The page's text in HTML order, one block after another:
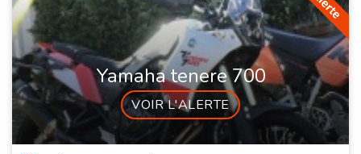
Yamaha tenere 700
VOIR L'ALERTE